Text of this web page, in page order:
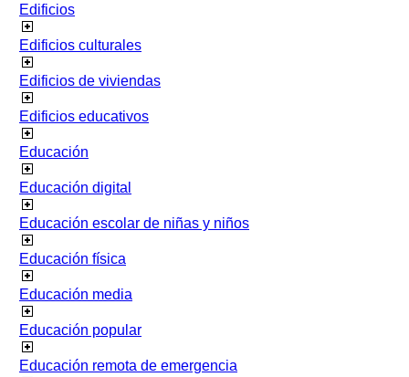
Edificios
Edificios culturales
Edificios de viviendas
Edificios educativos
Educación
Educación digital
Educación escolar de niñas y niños
Educación física
Educación media
Educación popular
Educación remota de emergencia